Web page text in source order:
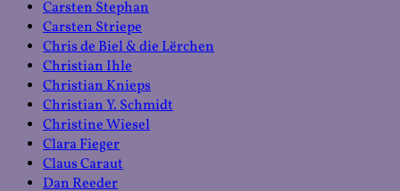
Carsten Stephan
Carsten Striepe
Chris de Biel & die Lërchen
Christian Ihle
Christian Knieps
Christian Y. Schmidt
Christine Wiesel
Clara Fieger
Claus Caraut
Dan Reeder